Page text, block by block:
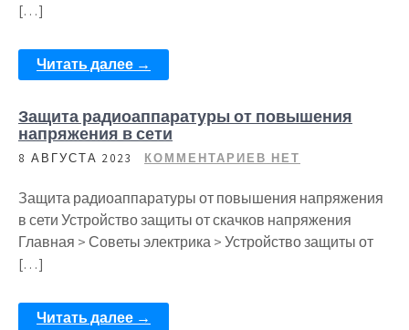
[…]
Читать далее →
Защита радиоаппаратуры от повышения
напряжения в сети
8 АВГУСТА 2023 КОММЕНТАРИЕВ НЕТ
Защита радиоаппаратуры от повышения напряжения
в сети Устройство защиты от скачков напряжения
Главная > Советы электрика > Устройство защиты от
[…]
Читать далее →